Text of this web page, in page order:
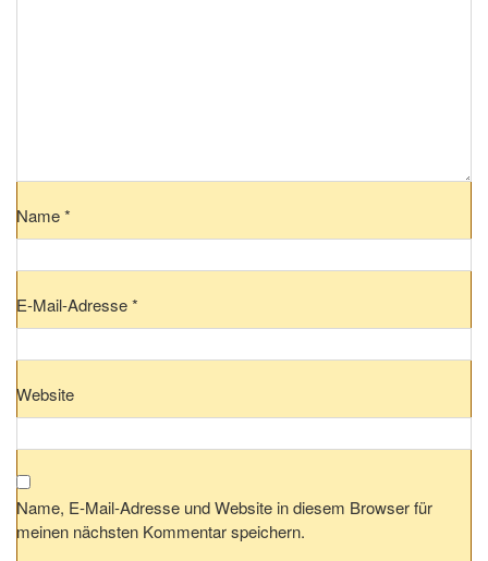
Name*
E-Mail-Adresse*
Website
Name, E-Mail-Adresse und Website in diesem Browser für
meinen nächsten Kommentar speichern.